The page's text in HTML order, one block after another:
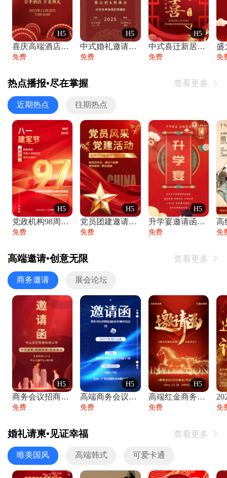
H5
喜庆高端酒店开业大吉邀请函
免费
H5
中式婚礼邀请函中国风传统复古婚礼请柬请帖
免费
H5
中式喜迁新居乔迁之喜邀请函宴会请帖
免费 免
热点播报•尽在掌握 查看更多 
近期热点 往期热点
H5
党政机构98周年八一建军节庆祝晚会活动邀
免费
H5
党员团建邀请函党建活动风采党会工作汇报总
免费
H5
升学宴邀请函喜报金榜题名高端谢师宴邀请函
免费 免
高端邀请•创意无限 查看更多 
商务邀请 展会论坛
H5
商务会议招商展会科技峰会邀请函年会邀请
免费
H5
高端商务会议招商加盟展会峰会论坛邀请函
免费
H5
高端红金商务会议年会年终盛典答谢邀请函
免费 免
婚礼请柬•见证幸福 查看更多 
唯美国风 高端韩式 可爱卡通